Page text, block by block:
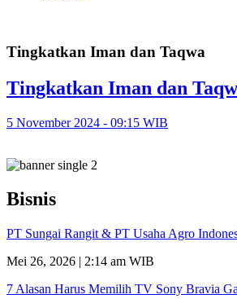
Tingkatkan Iman dan Taqwa
Tingkatkan Iman dan
5 November 2024 - 09:15 WIB
Bisnis
PT Sungai Rangit & PT Usaha Agro
Mei 26, 2026 | 2:14 am WIB
7 Alasan Harus Memilih TV Sony Bravia